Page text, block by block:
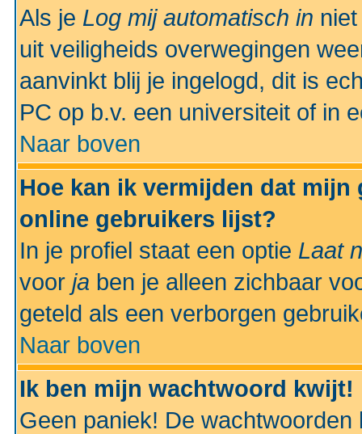
Als je Log mij automatisch in
uit veiligheids overwegingen
aanvinkt blij je ingelogd, dit is
PC op b.v. een universiteit of in
Naar boven
Hoe kan ik vermijden dat
online gebruikers lijst?
In je profiel staat een optie Laat
voor ja ben je alleen zichbaar
geteld als een verborgen
Naar boven
Ik ben mijn wachtwoord kwijt!
Geen paniek! De